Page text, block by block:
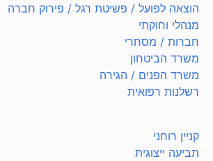
הוצאה לפועל / פשיטת רגל / פירוק חברה
מנהלי וחוקתי
חברות / מסחרי
משרד הביטחון
משרד הפנים / הגירה
רשלנות רפואית
קניין רוחני
תביעה ייצוגית